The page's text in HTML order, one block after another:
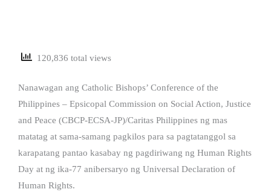
120,836 total views
Nanawagan ang Catholic Bishops’ Conference of the
Philippines – Epsicopal Commission on Social Action, Justice
and Peace (CBCP-ECSA-JP)/Caritas Philippines ng mas
matatag at sama-samang pagkilos para sa pagtatanggol sa
karapatang pantao kasabay ng pagdiriwang ng Human Rights
Day at ng ika-77 anibersaryo ng Universal Declaration of
Human Rights.